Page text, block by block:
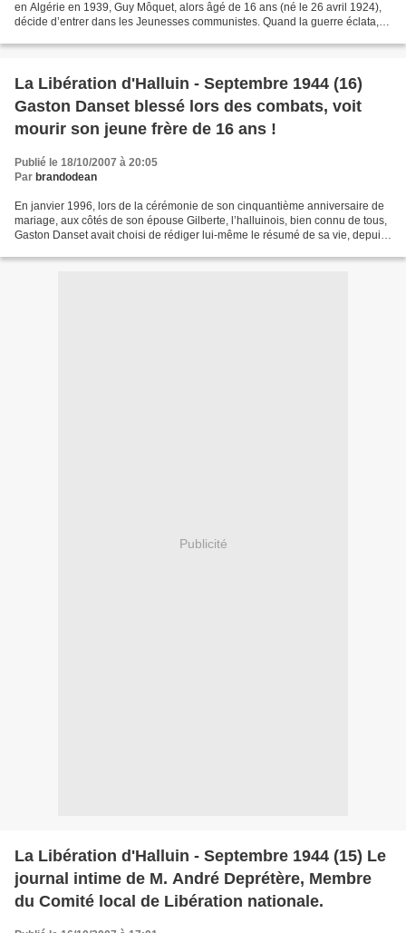
en Algérie en 1939, Guy Môquet, alors âgé de 16 ans (né le 26 avril 1924),
décide d’entrer dans les Jeunesses communistes. Quand la guerre éclata, il
La Libération d'Halluin - Septembre 1944 (16)
Gaston Danset blessé lors des combats, voit
mourir son jeune frère de 16 ans !
Publié le 18/10/2007 à 20:05
Par brandodean
En janvier 1996, lors de la cérémonie de son cinquantième anniversaire de
mariage, aux côtés de son épouse Gilberte, l’halluinois, bien connu de tous,
Gaston Danset avait choisi de rédiger lui-même le résumé de sa vie, depuis
Publicité
La Libération d'Halluin - Septembre 1944 (15) Le
journal intime de M. André Deprétère, Membre
du Comité local de Libération nationale.